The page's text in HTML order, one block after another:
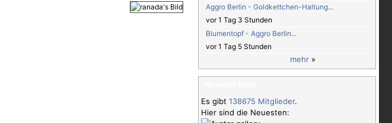
Aggro Berlin - Goldkettchen-Haltung...
vor 1 Tag 3 Stunden
Blumentopf - Aggro Berlin...
vor 1 Tag 5 Stunden
mehr »
Es gibt 138675 Mitglieder.
Hier sind die Neuesten: